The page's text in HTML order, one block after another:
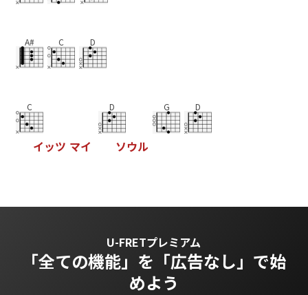
A# C D
C
イッツ マイ
D
ソウル
G D
U-FRETプレミアム
「全ての機能」を 「広告なし」で始
めよう